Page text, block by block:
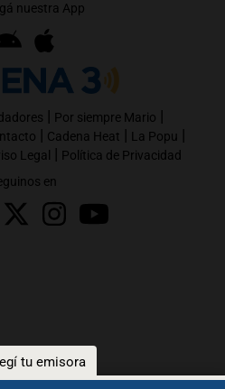
tu emisora
nuestra App
| Por siempre Mario |
| Cadena Heat | La Popu |
Legal | Política de Privacidad
en